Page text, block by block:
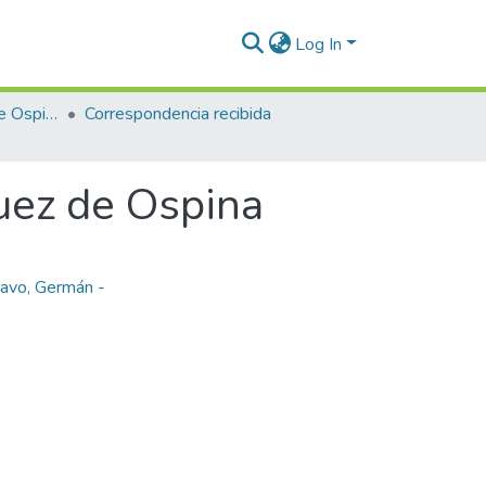
Log In
Enriqueta Vásquez de Ospina
Correspondencia recibida
de Ospina
Germán -